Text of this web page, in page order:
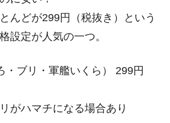
んどが299円（税抜き）という
設定が人気の一つ。
・ブリ・軍艦いくら） 299円
がハマチになる場合あり